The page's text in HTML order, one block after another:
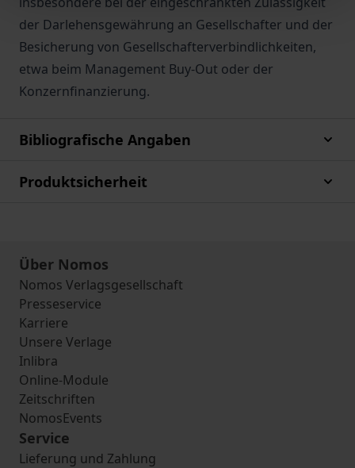
der Darlehensgewährung an Gesellschafter und der
Besicherung von Gesellschafterverbindlichkeiten,
etwa beim Management Buy-Out oder der
Konzernfinanzierung.
Bibliografische Angaben
Produktsicherheit
Über Nomos
Nomos Verlagsgesellschaft
Presseservice
Karriere
Unsere Verlage
Inlibra
Online-Module
Zeitschriften
NomosEvents
Service
Lieferung und Zahlung